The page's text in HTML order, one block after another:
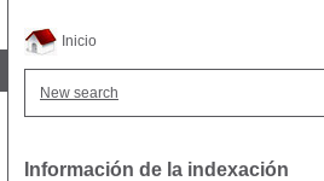
Inicio
New search
Información de la indexación